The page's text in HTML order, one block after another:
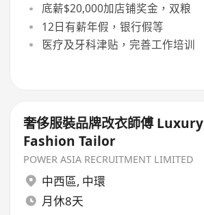
底薪$20,000加店铺奖金，双粮
12日有薪年假，银行假等
医疗及牙科津贴，完善工作培训
奢侈服裝品牌改衣師傅 Luxury
Fashion Tailor
POWER ASIA RECRUITMENT LIMITED
中西區, 中環
月休8天